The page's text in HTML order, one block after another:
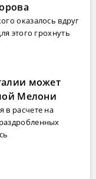
оказалось вдруг
этого грохнуть
может
Мелони
в расчете на